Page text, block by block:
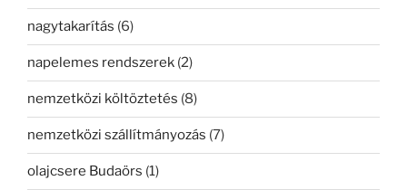
nagytakarítás (6)
napelemes rendszerek (2)
nemzetközi költöztetés (8)
nemzetközi szállítmányozás (7)
olajcsere Budaörs (1)